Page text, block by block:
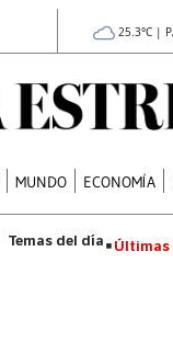
25.3°C |
MUNDO ECONOMÍA